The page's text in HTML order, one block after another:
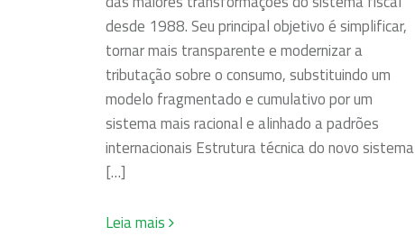
desde 1988. Seu principal objetivo é simplificar,
tornar mais transparente e modernizar a
tributação sobre o consumo, substituindo um
modelo fragmentado e cumulativo por um
sistema mais racional e alinhado a padrões
internacionais Estrutura técnica do novo sistema
[…]
Leia mais